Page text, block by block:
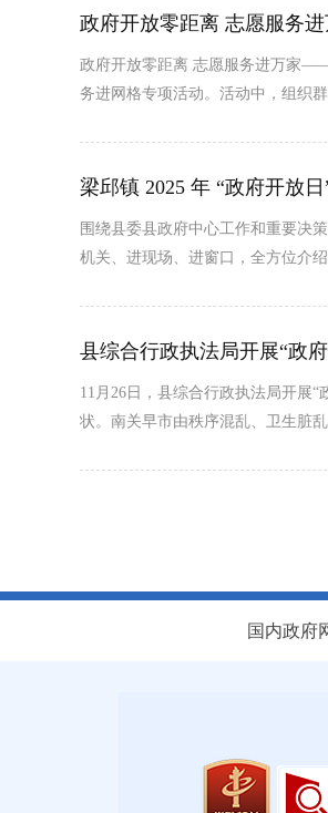
政府开放零距离 志愿服务
政府开放零距离 志愿服务进万家——
务进网格专项活动。活动中，组织
梁邱镇 2025 年 “政府开放
围绕县委县政府中心工作和重要决
机关、进现场、进窗口，全方位介
县综合行政执法局开展“政
11月26日，县综合行政执法局开展
状。南关早市由秩序混乱、卫生脏
国内政府